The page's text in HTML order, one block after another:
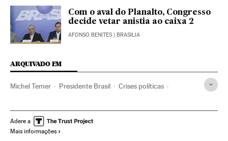
Com o aval do Planalto, Congresso
decide vetar anistia ao caixa 2
AFONSO BENITES | BRASILIA
ARQUIVADO EM
Michel Temer Presidente Brasil Crises políticas
Conflitos políticos Brasil
América do Sul
Adere a
Mais informações